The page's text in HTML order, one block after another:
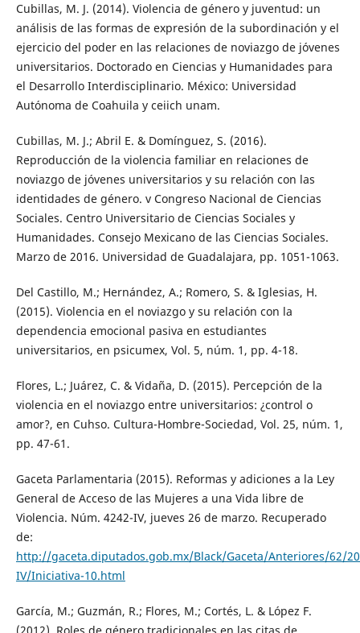
Cubillas, M. J. (2014). Violencia de género y juventud: un
análisis de las formas de expresión de la subordinación y el
ejercicio del poder en las relaciones de noviazgo de jóvenes
universitarios. Doctorado en Ciencias y Humanidades para
el Desarrollo Interdisciplinario. México: Universidad
Autónoma de Coahuila y ceiich unam.
Cubillas, M. J.; Abril E. & Domínguez, S. (2016).
Reproducción de la violencia familiar en relaciones de
noviazgo de jóvenes universitarios y su relación con las
identidades de género. v Congreso Nacional de Ciencias
Sociales. Centro Universitario de Ciencias Sociales y
Humanidades. Consejo Mexicano de las Ciencias Sociales.
Marzo de 2016. Universidad de Guadalajara, pp. 1051-1063.
Del Castillo, M.; Hernández, A.; Romero, S. & Iglesias, H.
(2015). Violencia en el noviazgo y su relación con la
dependencia emocional pasiva en estudiantes
universitarios, en psicumex, Vol. 5, núm. 1, pp. 4-18.
Flores, L.; Juárez, C. & Vidaña, D. (2015). Percepción de la
violencia en el noviazgo entre universitarios: ¿control o
amor?, en Cuhso. Cultura-Hombre-Sociedad, Vol. 25, núm. 1,
pp. 47-61.
Gaceta Parlamentaria (2015). Reformas y adiciones a la Ley
General de Acceso de las Mujeres a una Vida libre de
Violencia. Núm. 4242-IV, jueves 26 de marzo. Recuperado
de:
http://gaceta.diputados.gob.mx/Black/Gaceta/Anteriores/62/
IV/Iniciativa-10.html
García, M.; Guzmán, R.; Flores, M.; Cortés, L. & López F.